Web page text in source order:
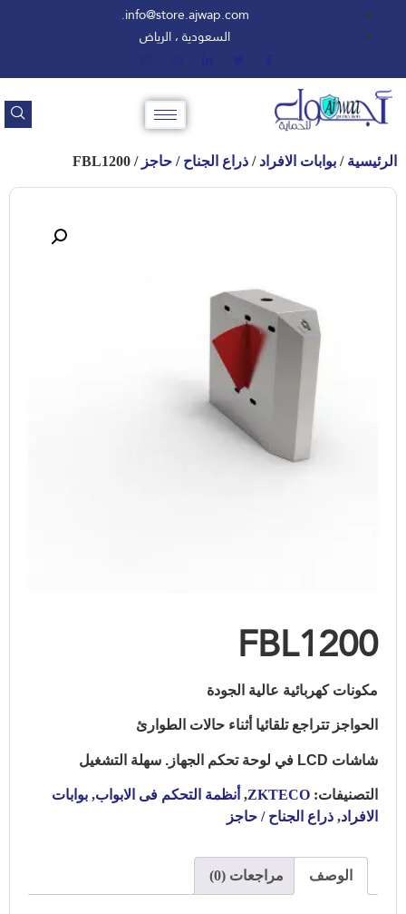
info@store.ajwap.com.
السعودية ، الرياض
/بوابات الافراد /ذراع الجناح / حاجز/ FBL1200
FBL1200
مكونات كهربائية عالية الجودة
الحواجز تتراجع تلقائيا أثناء حالات الطوارئ
شاشات LCD في لوحة تحكم الجهاز. سهلة التشغيل
التصنيفات:ZKTECO
,أنظمة التحكم فى الابواب,بوابات
الافراد ,ذراع الجناح / حاجز
الوصف مراجعات (0)